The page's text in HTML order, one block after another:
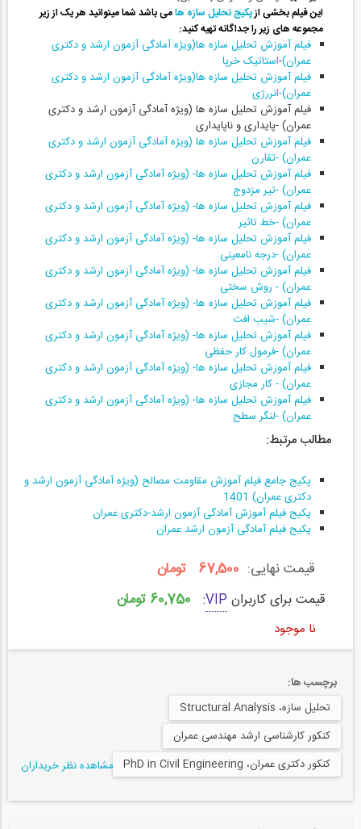
این فیلم بخشی ازپکیج تحلیل سازه هامی باشد شما میتوانید هر یک از زیر
مجموعه های زیر را جداگانه تهیه کنید:
فیلم آموزش تحلیل سازه ها(ویژه آمادگی آزمون ارشد و دکتری
عمران)-استاتیک خرپا
فیلم آموزش تحلیل سازه ها(ویژه آمادگی آزمون ارشد و دکتری
عمران)-انررژی
فیلم آموزش تحلیل سازه ها (ویژه آمادگی آزمون ارشد و دکتری
عمران) -پایداری و ناپایداری
فیلم آموزش تحلیل سازه ها (ویژه آمادگی آزمون ارشد و دکتری
عمران) -تقارن
فیلم آموزش تحلیل سازه ها- (ویژه آمادگی آزمون ارشد و دکتری
عمران) -تیر مزدوج
فیلم آموزش تحلیل سازه ها- (ویژه آمادگی آزمون ارشد و دکتری
عمران) -خط تاثیر
فیلم آموزش تحلیل سازه ها- (ویژه آمادگی آزمون ارشد و دکتری
عمران) -درجه نامعینی
فیلم آموزش تحلیل سازه ها- (ویژه آمادگی آزمون ارشد و دکتری
عمران) - روش سختی
فیلم آموزش تحلیل سازه ها- (ویژه آمادگی آزمون ارشد و دکتری
عمران) -شیب افت
فیلم آموزش تحلیل سازه ها- (ویژه آمادگی آزمون ارشد و دکتری
عمران) -فرمول کار حفظی
فیلم آموزش تحلیل سازه ها- (ویژه آمادگی آزمون ارشد و دکتری
عمران) - کار مجازی
فیلم آموزش تحلیل سازه ها- (ویژه آمادگی آزمون ارشد و دکتری
عمران) -لنگر سطح
مطالب مرتبط:
پکیج جامع فیلم آموزش مقاومت مصالح (ویژه آمادگی آزمون ارشد و
دکتری عمران) 1401
پکیج فیلم آموزش آمادگی آزمون ارشد-دکتری عمران
پکیج فیلم آمادگی آزمون ارشد عمران
قیمت نهایی: 67,500 تومان
قیمت برای کاربران VIP
: 60,750 تومان
نا موجود
برچسب ها:
تحلیل سازه، Structural Analysis
کنکور کارشناسی ارشد مهندسی عمران
کنکور دکتری عمران، PhD in Civil Engineering
مشاهده نظر خریداران